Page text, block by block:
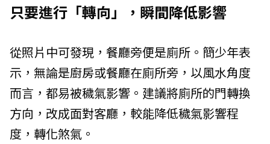
只要進行「轉向」，瞬間降低影響
從照片中可發現，餐廳旁便是廁所。簡少年表
示，無論是廚房或餐廳在廁所旁，以風水角度
而言，都易被穢氣影響。建議將廁所的門轉換
方向，改成面對客廳，較能降低穢氣影響程
度，轉化煞氣。